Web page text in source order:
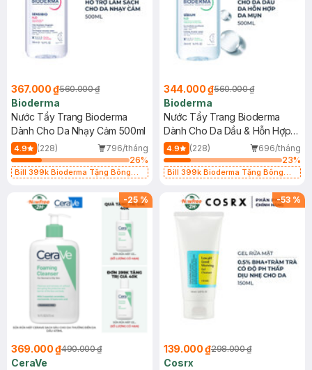
367.000 ₫560.000 ₫
Bioderma
Nước Tẩy Trang Bioderma
Dành Cho Da Nhạy Cảm 500ml
4.9 (228)
796/tháng
26%
Bill 399k Bioderma Tặng Bông
344.000 ₫560.000 ₫
Bioderma
Nước Tẩy Trang Bioderma
Dành Cho Da Dầu & Hỗn Hợp
500ml
4.9 (228)
696/tháng
23%
Bill 399k Bioderma Tặng Bông
-25 %
369.000 ₫490.000 ₫
CeraVe
-53 %
139.000 ₫298.000 ₫
Cosrx